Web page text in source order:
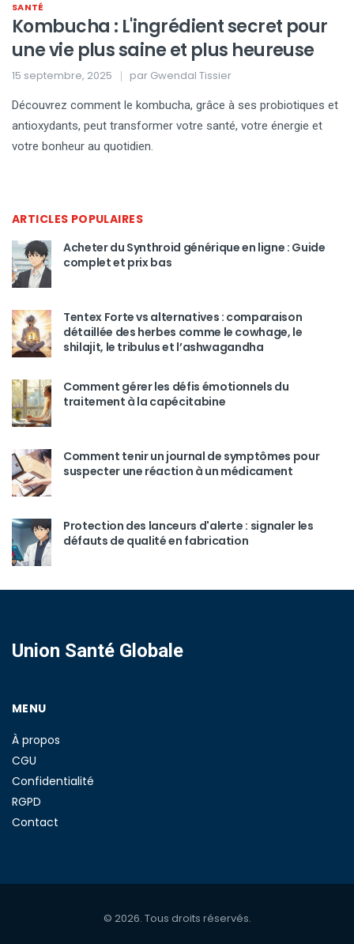
SANTÉ
Kombucha : L'ingrédient secret pour
une vie plus saine et plus heureuse
15 septembre, 2025 par Gwendal Tissier
Découvrez comment le kombucha, grâce à ses probiotiques et
antioxydants, peut transformer votre santé, votre énergie et
votre bonheur au quotidien.
ARTICLES POPULAIRES
Acheter du Synthroid générique en ligne : Guide
complet et prix bas
Tentex Forte vs alternatives : comparaison
détaillée des herbes comme le cowhage, le
shilajit, le tribulus et l’ashwagandha
Comment gérer les défis émotionnels du
traitement à la capécitabine
Comment tenir un journal de symptômes pour
suspecter une réaction à un médicament
Protection des lanceurs d'alerte : signaler les
défauts de qualité en fabrication
Union Santé Globale
MENU
À propos
CGU
Confidentialité
RGPD
Contact
© 2026. Tous droits réservés.